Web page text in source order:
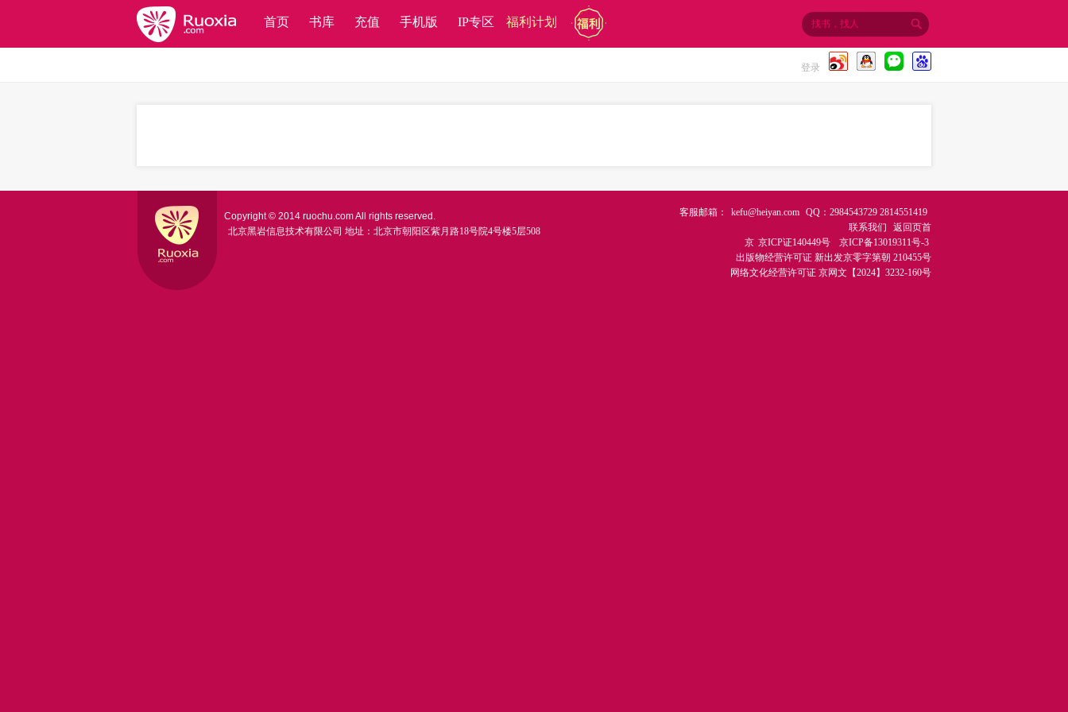
首页 书库 充值 手机版 IP专区 福利计划
登录
Copyright © 2014 ruochu.com All rights reserved.
北京黑岩信息技术有限公司 地址：北京市朝阳区紫月路18号院4号楼5层508
客服邮箱： kefu@heiyan.com QQ：2984543729 2814551419
联系我们
返回页首
京 京ICP证140449号
京ICP备13019311号-3
出版物经营许可证 新出发京零字第朝 210455号
网络文化经营许可证 京网文【2024】3232-160号